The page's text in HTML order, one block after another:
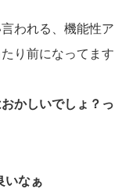
われる、機能性ア
り前になってます
かしいでしょ？っ
いなぁ